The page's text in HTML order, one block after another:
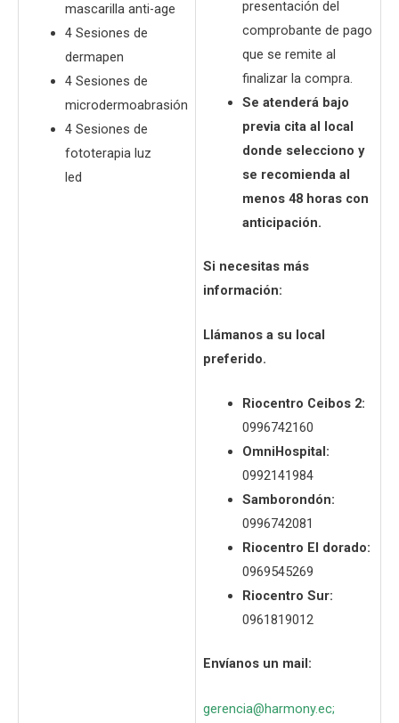
mascarilla anti-age
4 Sesiones de
dermapen
4 Sesiones de
microdermoabrasión
4 Sesiones de
fototerapia luz
led
presentación del
comprobante de pago
que se remite al
finalizar la compra.
Se atenderá bajo
previa cita al local
donde selecciono y
se recomienda al
menos 48 horas con
anticipación.
Si necesitas más
información:
Llámanos a su local
preferido.
Riocentro Ceibos 2:
0996742160
OmniHospital:
0992141984
Samborondón:
0996742081
Riocentro El dorado:
0969545269
Riocentro Sur:
0961819012
Envíanos un mail:
gerencia@harmony.ec;